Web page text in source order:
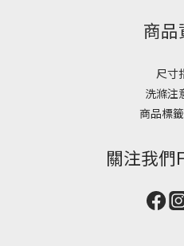
商品
尺寸
洗滌注
商品標
關注我們